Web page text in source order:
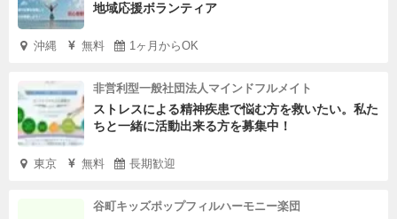
地域応援ボランティア
沖縄 無料 1ヶ月からOK
非営利型一般社団法人マインドフルメイト
ストレスによる精神疾患で悩む方を救いたい。私た
ちと一緒に活動出来る方を募集中！
東京 無料 長期歓迎
谷町キッズポップフィルハーモニー楽団